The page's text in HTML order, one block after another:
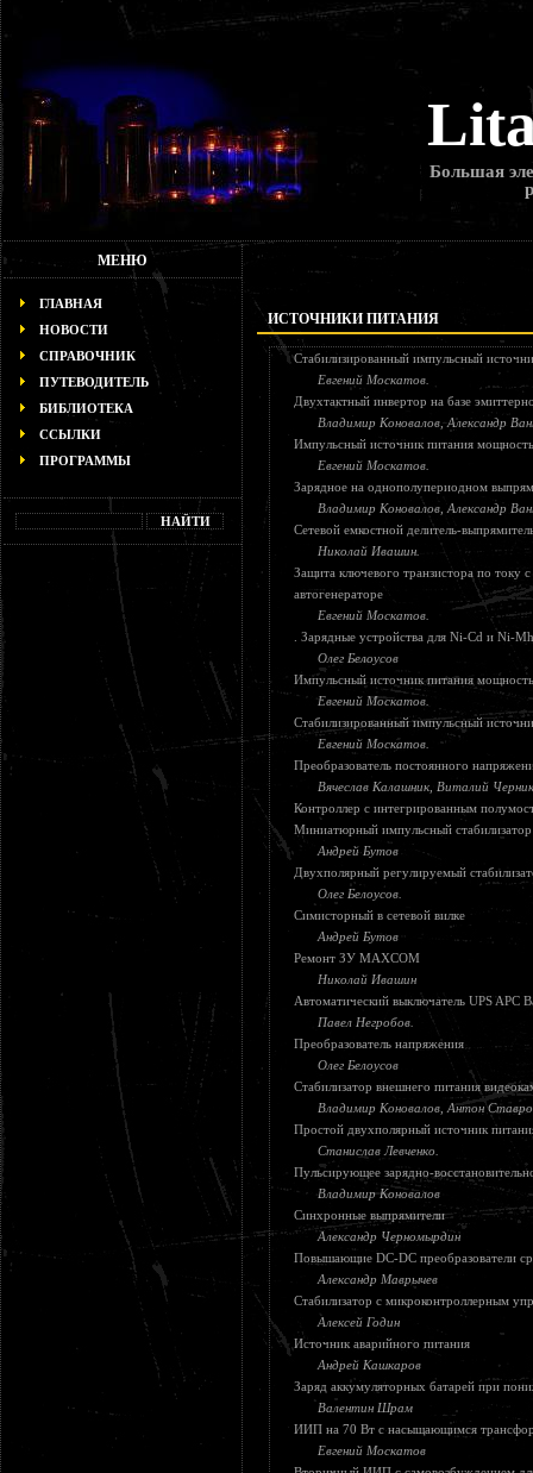
Большая
МЕНЮ
ГЛАВНАЯ
НОВОСТИ
СПРАВОЧНИК
ПУТЕВОДИТЕЛЬ
БИБЛИОТЕКА
ССЫЛКИ
ПРОГРАММЫ
ИСТОЧНИКИ ПИТАНИЯ
Стабилизированный импульсный
Евгений Москатов.
Двухтактный инвертор на базе
Владимир Коновалов, Александр
Импульсный источник питания
Евгений Москатов.
Зарядное на однополупериодном
Владимир Коновалов, Александр
Сетевой емкостной делитель-
Николай Ивашин.
Защита ключевого транзистора по току
автогенераторе
Евгений Москатов.
. Зарядные устройства для Ni-Cd и Ni-
Олег Белоусов
Импульсный источник питания
Евгений Москатов.
Стабилизированный импульсный
Евгений Москатов.
Преобразователь постоянного
Вячеслав Калашник, Виталий
Контроллер с интегрированным
Миниатюрный импульсный
Андрей Бутов
Двухполярный регулируемый
Олег Белоусов.
Симисторный в сетевой вилке
Андрей Бутов
Ремонт ЗУ MAXСOM
Николай Ивашин
Автоматический выключатель UPS APC
Павел Негробов.
Преобразователь напряжения
Олег Белоусов
Стабилизатор внешнего питания
Владимир Коновалов, Антон
Простой двухполярный источник
Станислав Левченко.
Пульсирующее зарядно-
Владимир Коновалов
Синхронные выпрямители
Александр Черномырдин
Повышающие DC-DC преобразователи
Александр Маврычев
Стабилизатор с микроконтроллерным
Алексей Годин
Источник аварийного питания
Андрей Кашкаров
Заряд аккумуляторных батарей при
Валентин Шрам
ИИП на 70 Вт с насыщающимся
Евгений Москатов